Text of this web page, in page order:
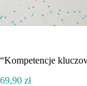
“Kompetencje
69,90 zł